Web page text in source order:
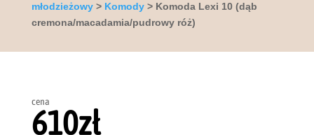
młodzieżowy> Komody> Komoda Lexi 10 (dąb
cremona/macadamia/pudrowy róż)
cena
610zł